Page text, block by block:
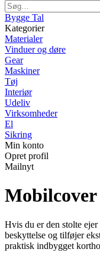
Bygge Tal
Kategorier
Materialer
Vinduer og døre
Gear
Maskiner
Tøj
Interiør
Udeliv
Virksomheder
El
Sikring
Min konto
Opret profil
Mailnyt
Hvis du er den stolte
beskyttelse og tilføjer
praktisk indbygget